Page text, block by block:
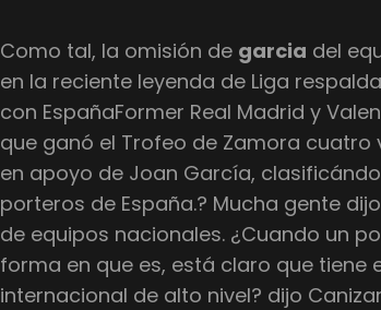
Como tal, la omisión de garcia del
en la reciente leyenda de Liga
con EspañaFormer Real Madrid y
que ganó el Trofeo de Zamora cuatro
en apoyo de Joan García,
porteros de España.? Mucha gente
de equipos nacionales. ¿Cuando un
forma en que es, está claro que tiene
internacional de alto nivel? dijo